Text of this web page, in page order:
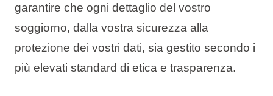
garantire che ogni dettaglio del vostro
soggiorno, dalla vostra sicurezza alla
protezione dei vostri dati, sia gestito secondo i
più elevati standard di etica e trasparenza.